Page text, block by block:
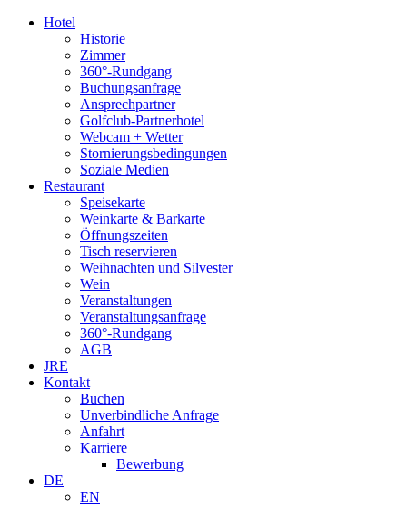
Hotel
Historie
Zimmer
360°-Rundgang
Buchungsanfrage
Ansprechpartner
Golfclub-Partnerhotel
Webcam + Wetter
Stornierungsbedingungen
Soziale Medien
Restaurant
Speisekarte
Weinkarte & Barkarte
Öffnungszeiten
Tisch reservieren
Weihnachten und Silvester
Wein
Veranstaltungen
Veranstaltungsanfrage
360°-Rundgang
AGB
JRE
Kontakt
Buchen
Unverbindliche Anfrage
Anfahrt
Karriere
Bewerbung
DE
EN